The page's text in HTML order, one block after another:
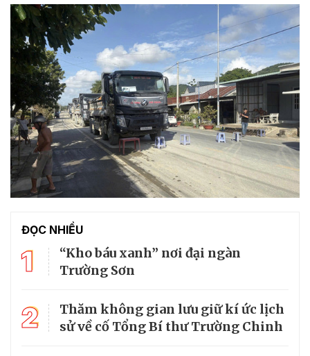
ĐỌC NHIỀU
1
“Kho báu xanh” nơi đại ngàn
Trường Sơn
2
Thăm không gian lưu giữ kí ức lịch
sử về cố Tổng Bí thư Trường Chinh